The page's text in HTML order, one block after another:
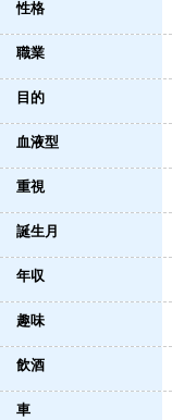
性格
職業
目的
血液型
重視
誕生月
年収
趣味
飲酒
車